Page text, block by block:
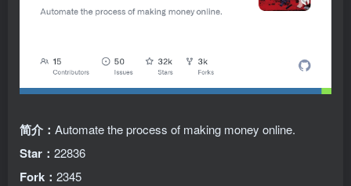
简介： Automate the process of making money online.
Star： 22836
Fork： 2345